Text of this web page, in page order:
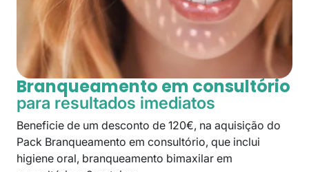
Branqueamento em consultório
para resultados imediatos
Beneficie de um desconto de 120€, na aquisição do
Pack Branqueamento em consultório, que inclui
higiene oral, branqueamento bimaxilar em